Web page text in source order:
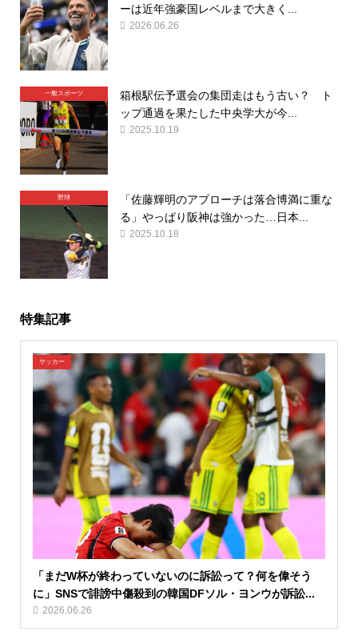
ーは近年強豪国レベルまで大きく...
2026.06.26
一般スポーツ
箱根駅伝予選会の集団走はもう古い？ ト
ップ通過を果たした中央学大が今...
2025.10.19
野球
「佐藤輝明のアプローチは落合博満に重な
る」やっぱり阪神は強かった…日本...
2025.10.18
特集記事
サッカー
「まだW杯が終わっていないのに訴訟って？何を偉そう
に」SNSで誹謗中傷殺到の韓国DFソル・ヨンウが訴訟...
2026.06.26